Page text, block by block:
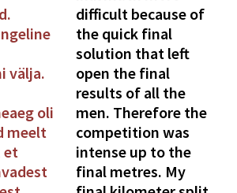
välja.
oli
meelt
et
difficult because of
the quick final
solution that left
open the final
results of all the
men. Therefore the
competition was
intense up to the
final metres. My